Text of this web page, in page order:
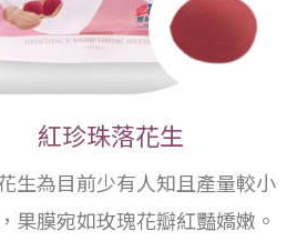
紅珍珠落花生
生為目前少有人知且產量較小
果膜宛如玫瑰花瓣紅豔嬌嫩。